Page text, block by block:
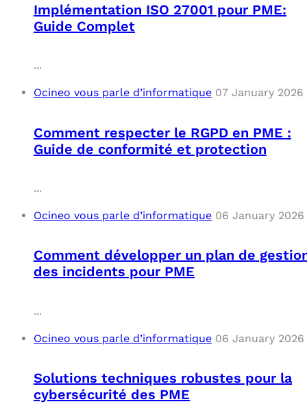
Implémentation ISO 27001 pour PME:
Guide Complet
...
Ocineo vous parle d’informatique 07 January 2026
Comment respecter le RGPD en PME :
Guide de conformité et protection
...
Ocineo vous parle d’informatique 06 January 2026
Comment développer un plan de
des incidents pour PME
...
Ocineo vous parle d’informatique 06 January 2026
Solutions techniques robustes pour la
cybersécurité des PME